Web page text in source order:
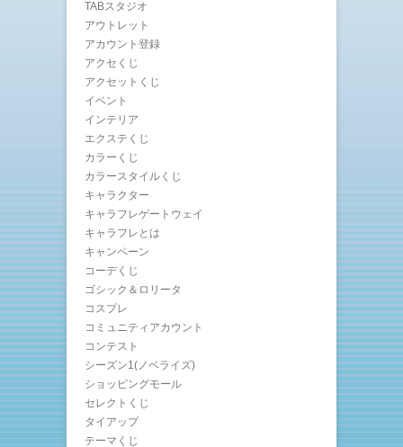
TABスタジオ
アウトレット
アカウント登録
アクセくじ
アクセットくじ
イベント
インテリア
エクステくじ
カラーくじ
カラースタイルくじ
キャラクター
キャラフレゲートウェイ
キャラフレとは
キャンペーン
コーデくじ
ゴシック＆ロリータ
コスプレ
コミュニティアカウント
コンテスト
シーズン1(ノベライズ)
ショッピングモール
セレクトくじ
タイアップ
テーマくじ